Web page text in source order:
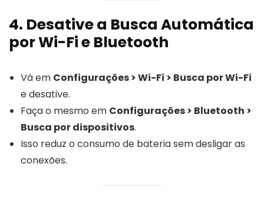
4. Desative a Busca Automática
por Wi-Fi e Bluetooth
Vá em Configurações > Wi-Fi > Busca por Wi-Fi
e desative.
Faça o mesmo em Configurações > Bluetooth >
Busca por dispositivos.
Isso reduz o consumo de bateria sem desligar as
conexões.